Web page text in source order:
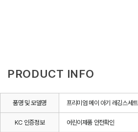
PRODUCT INFO
품명 및 모델명 프리미엄 메이 아기 레깅스세트
KC 인증정보 어린이제품 안전확인